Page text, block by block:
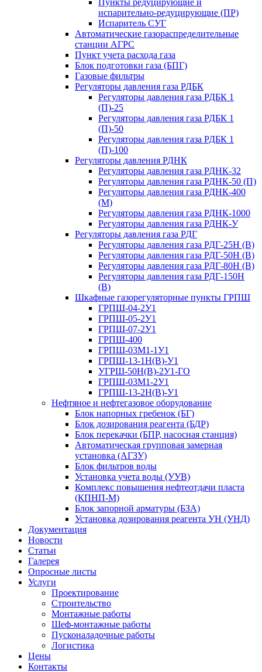
Пункты редуцирующие и
испарительно-редуцирующие (ПР)
Испаритель СУГ
Автоматические газораспределительные
станции АГРС
Пункт учета расхода газа
Блок подготовки газа (БПГ)
Газовые фильтры
Регуляторы давления газа РДБК
Регуляторы давления газа РДБК 1
(П)-25
Регуляторы давления газа РДБК 1
(П)-50
Регуляторы давления газа РДБК 1
(П)-100
Регуляторы давления РДНК
Регуляторы давления газа РДНК-32
Регуляторы давления газа РДНК-50 (П)
Регуляторы давления газа РДНК-400
(М)
Регуляторы давления газа РДНК-1000
Регуляторы давления газа РДНК-У
Регуляторы давления газа РДГ
Регуляторы давления газа РДГ-25Н (В)
Регуляторы давления газа РДГ-50Н (В)
Регуляторы давления газа РДГ-80Н (В)
Регуляторы давления газа РДГ-150Н
(В)
Шкафные газорегуляторные пункты ГРПШ
ГРПШ-04-2У1
ГРПШ-05-2У1
ГРПШ-07-2У1
ГРПШ-400
ГРПШ-03М1-1У1
ГРПШ-13-1Н(В)-У1
УГРШ-50Н(В)-2У1-ГО
ГРПШ-03М1-2У1
ГРПШ-13-2Н(В)-У1
Нефтяное и нефтегазовое оборудование
Блок напорных гребенок (БГ)
Блок дозирования реагента (БДР)
Блок перекачки (БПР, насосная станция)
Автоматическая групповая замерная
установка (АГЗУ)
Блок фильтров воды
Установка учета воды (УУВ)
Комплекс повышения нефтеотдачи пласта
(КПНП-М)
Блок запорной арматуры (БЗА)
Установка дозирования реагента УН (УНД)
Документация
Новости
Статьи
Галерея
Опросные листы
Услуги
Проектирование
Строительство
Монтажные работы
Шеф-монтажные работы
Пусконаладочные работы
Логистика
Цены
Контакты